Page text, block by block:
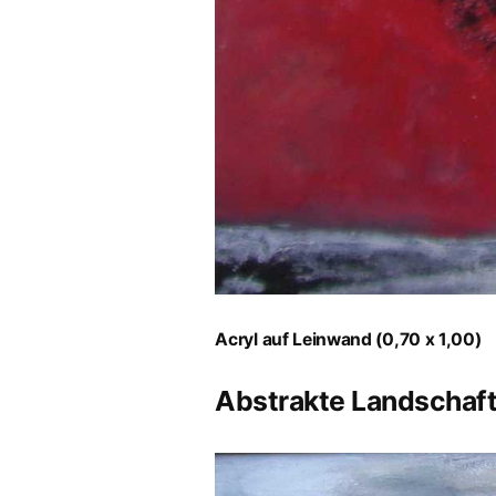
Acryl auf Leinwand (0,70 x 1,00)
Abstrakte